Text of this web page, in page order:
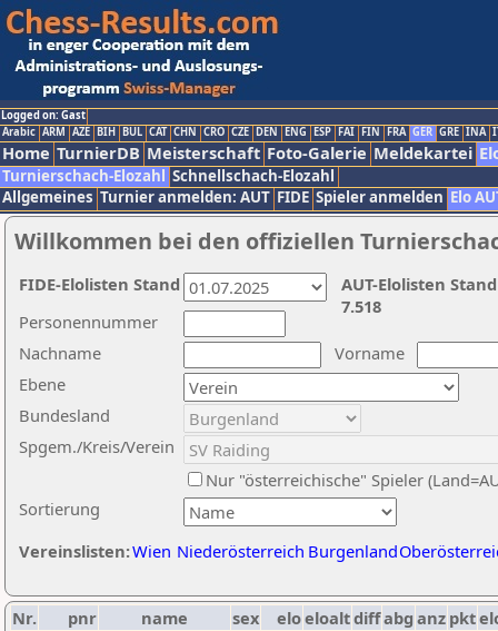
Logged on: Gast
Arabic ARM AZE BIH BUL CAT CHN CRO CZE DEN ENG ESP FAI FIN FRA GER GRE INA
Home TurnierDB Meisterschaft Foto-Galerie Meldekartei
Turnierschach-Elozahl Schnellschach-Elozahl
Allgemeines Turnier anmelden: AUT FIDE Spieler anmelden Elo
Willkommen bei den offiziellen
Nachname
Vorname
Ebene
Sortierung
Personennummer
Bundesland
Spgem./Kreis/Verein
Nur "österreichische" Spieler
Vereinslisten:Wien Niederösterreich Burgenland
AUT-Elolisten
7.518
FIDE-Elolisten Stand
Nr. pnr name sex eloeloaltdiffabg anz pkt